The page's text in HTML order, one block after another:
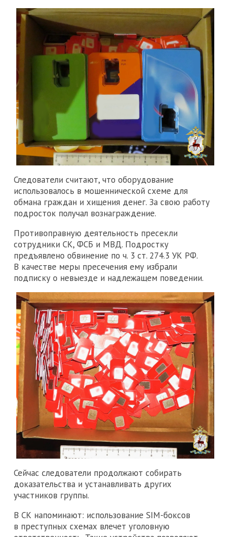
Следователи считают, что оборудование
использовалось в мошеннической схеме для
обмана граждан и хищения денег. За свою работу
подросток получал вознаграждение.
Противоправную деятельность пресекли
сотрудники СК, ФСБ и МВД. Подростку
предъявлено обвинение по ч. 3 ст. 274.3 УК РФ.
В качестве меры пресечения ему избрали
подписку о невыезде и надлежащем поведении.
Сейчас следователи продолжают собирать
доказательства и устанавливать других
участников группы.
В СК напоминают: использование SIM-боксов
в преступных схемах влечет уголовную